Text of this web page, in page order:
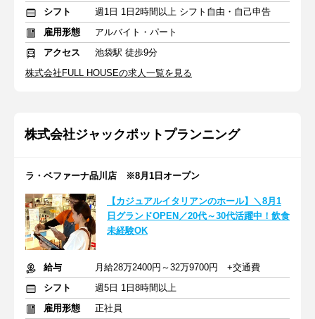
シフト
週1日 1日2時間以上 シフト自由・自己申告
雇用形態
アルバイト・パート
アクセス
池袋駅 徒歩9分
株式会社FULL HOUSEの求人一覧を見る
株式会社ジャックポットプランニング
ラ・ベファーナ品川店 ※8月1日オープン
【カジュアルイタリアンのホール】＼8月1
日グランドOPEN／20代～30代活躍中！飲食
未経験OK
給与
月給28万2400円～32万9700円 +交通費
シフト
週5日 1日8時間以上
雇用形態
正社員